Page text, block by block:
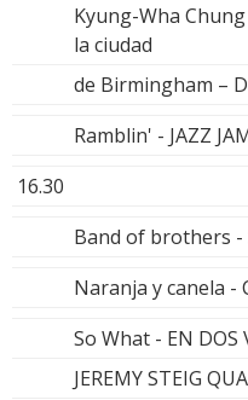
Kyung-Wha
la ciudad
de Birmingham –
Ramblin' - JAZZ
16.30
Band of brothers -
Naranja y canela -
So What - EN DOS
JEREMY STEIG